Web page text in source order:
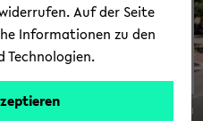
© Uni­ver­si­tät Bie­le­feld
Auf der Seite
Informationen zu den
Technologien.